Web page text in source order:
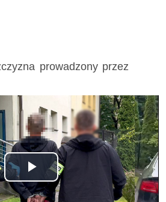
prowadzony przez
mężczyzna prowadzony przez
Odtwórz